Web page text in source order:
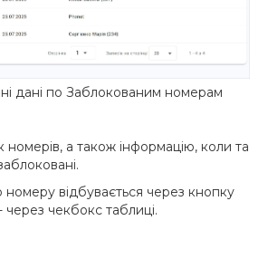
дані по Заблокованим номерам
номерів, а також інформацію, коли та
відбувається через кнопку
чекбокс таблиці.